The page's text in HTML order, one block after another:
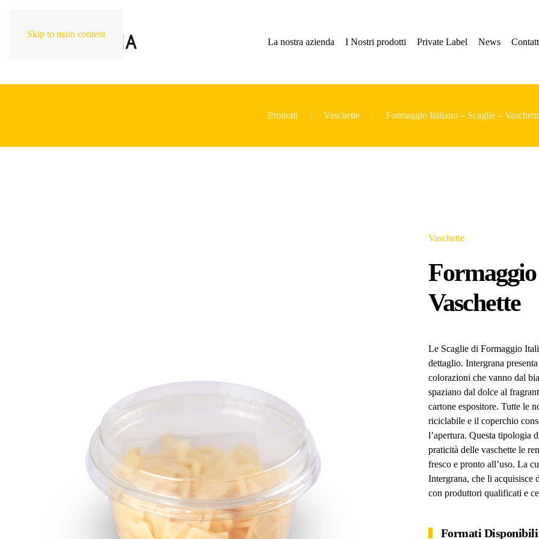
Skip to main content
La nostra azienda I Nostri prodotti Private Label News
Prodotti Vaschette Formaggio Italiano – Scaglie –
Vaschette
Vaschette
Le Scaglie di Formaggio
dettaglio. Intergrana
colorazioni che vanno dal
spaziano dal dolce al
cartone espositore. Tutte le
riciclabile e il coperchio
l’apertura. Questa tipologia
praticità delle vaschette le
fresco e pronto all’uso. La
Intergrana, che li acquisisce
con produttori qualificati e
Formati